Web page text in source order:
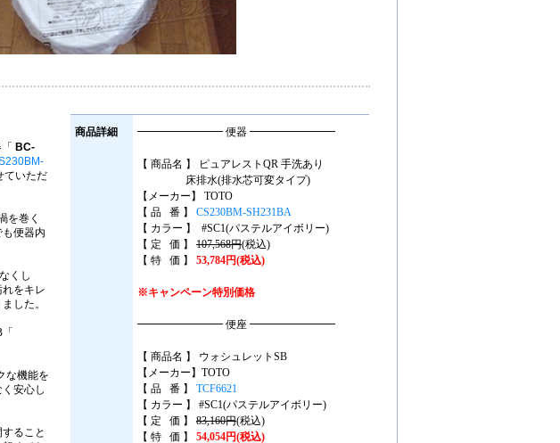
BC-
ていただ
を巻く
便器内
くし
をキレ
した。
な機能を
安心し
ること
商品詳細 ━━━━━━━━ 便器 ━━━━━━━━
【 商品名 】 ピュアレストQR 手洗あり
床排水(排水芯可変タイプ)
【メーカー】 TOTO
【 品 番 】 CS230BM-SH231BA
【 カラー 】 #SC1(パステルアイボリー)
【 定 価 】 107,568円(税込)
【 特 価 】 53,784円(税込)
※キャンペーン特別価格
━━━━━━━━ 便座 ━━━━━━━━
【 商品名 】 ウォシュレットSB
【メーカー】TOTO
【 品 番 】 TCF6621
【 カラー 】 #SC1(パステルアイボリー)
【 定 価 】 83,160円(税込)
【 特 価 】 54,054円(税込)